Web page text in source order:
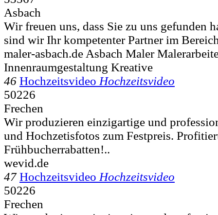
Asbach
Wir freuen uns, dass Sie zu uns gefunden
sind wir Ihr kompetenter Partner im
maler-asbach.de Asbach Maler
Innenraumgestaltung Kreative
46 Hochzeitsvideo Hochzeitsvideo
50226
Frechen
Wir produzieren einzigartige und
und Hochzetisfotos zum Festpreis.
Frühbucherrabatten!..
wevid.de
47 Hochzeitsvideo Hochzeitsvideo
50226
Frechen